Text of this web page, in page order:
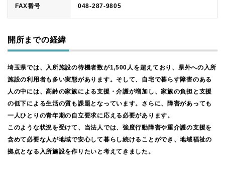
FAX番号 048-287-9805
開所までの経緯
埼玉県では、入所施設の待機者数が1,500人を超えており、県外への入所
施設の利用者も多い実態があります。そして、自宅で暮らす障害のある
人の中には、高齢の家族による支援・介護が増加し、家族の負担と支援
の低下による生活の質も課題となっています。さらに、障害があっても
一人ひとりの青年期の自立要求に応える必要があります。
このような状況を受けて、当法人では、強度行動障害や重介護の支援を
含めて必要な人が地域で安心して暮らし続けることができ、地域福祉の
拠点となる入所施設を作りたいと考えてきました。